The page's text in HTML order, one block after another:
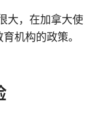
大，在加拿大使
机构的政策。